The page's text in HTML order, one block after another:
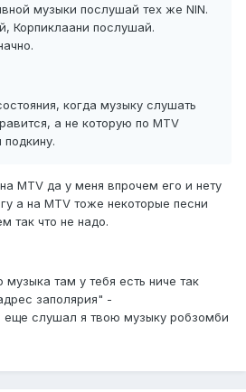
музыки послушай тех же NIN.
Корпиклаани послушай.
когда музыку слушать
а не которую по MTV
MTV да у меня впрочем его и нету
а на MTV тоже некоторые песни
так что не надо.
музыка там у тебя есть ниче так
заполярия" -
еще слушал я твою музыку робзомби